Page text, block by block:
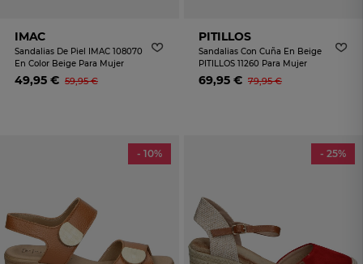
IMAC
Sandalias De Piel IMAC 108070
En Color Beige Para Mujer
49,95 € 59,95 €
PITILLOS
Sandalias Con Cuña En Beige
PITILLOS 11260 Para Mujer
69,95 € 79,95 €
- 10% - 25%